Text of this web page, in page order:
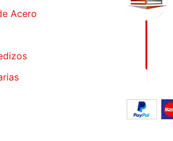
Acero